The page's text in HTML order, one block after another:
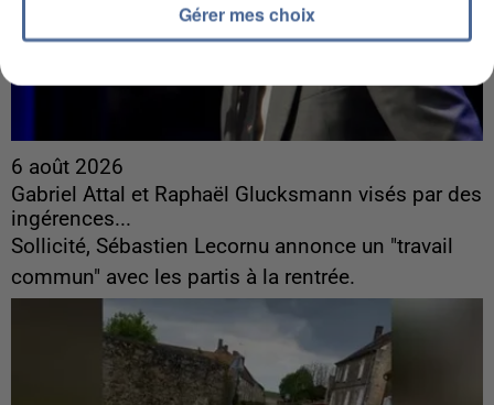
6 août 2026
Gabriel Attal et Raphaël Glucksmann visés par des
ingérences...
Sollicité, Sébastien Lecornu annonce un "travail
commun" avec les partis à la rentrée.
Gérer mes choix